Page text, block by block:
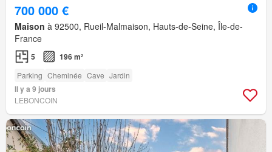
700 000 €
Maison à 92500, Rueil-Malmaison, Hauts-de-Seine, Île-de-
France
5 196 m²
Parking Cheminée Cave Jardin
Il y a 9 jours
LEBONCOIN